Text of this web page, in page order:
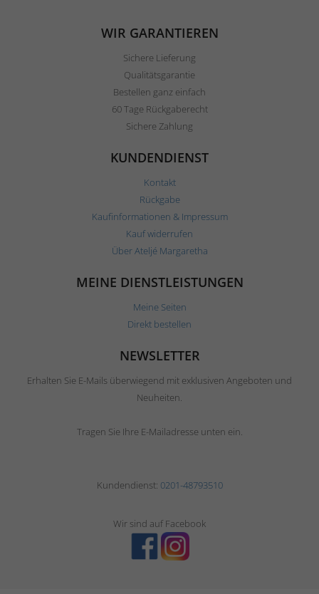
WIR GARANTIEREN
Sichere Lieferung
Qualitätsgarantie
Bestellen ganz einfach
60 Tage Rückgaberecht
Sichere Zahlung
KUNDENDIENST
Kontakt
Rückgabe
Kaufinformationen & Impressum
Kauf widerrufen
Über Ateljé Margaretha
MEINE DIENSTLEISTUNGEN
Meine Seiten
Direkt bestellen
NEWSLETTER
Erhalten Sie E-Mails überwiegend mit exklusiven Angeboten und
Neuheiten.
Tragen Sie Ihre E-Mailadresse unten ein.
Kundendienst: 0201-48793510
Wir sind auf Facebook